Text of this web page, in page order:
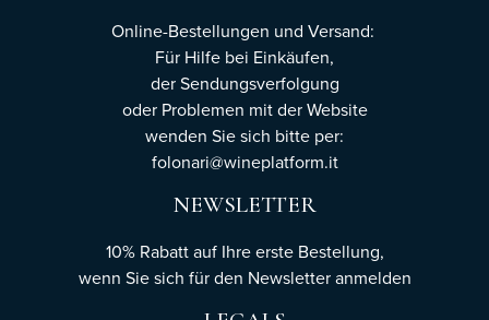
Online-Bestellungen und Versand:
Für Hilfe bei Einkäufen,
der Sendungsverfolgung
oder Problemen mit der Website
wenden Sie sich bitte per:
folonari@wineplatform.it
NEWSLETTER
10% Rabatt auf Ihre erste Bestellung,
wenn Sie sich für den Newsletteranmelden